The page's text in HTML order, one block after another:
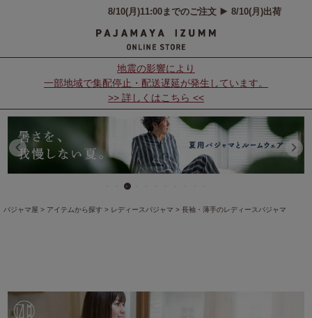
地震の影響により
一部地域で集配停止・配送遅延が発生しています。
>> 詳しくはこちら <<
パジャマ屋 アイテムから探す レディースパジャマ 長袖・薄手のレディースパジャマ